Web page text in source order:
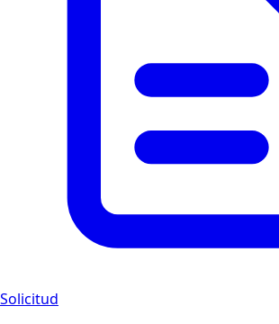
Solicitud